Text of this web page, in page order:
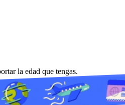
la edad que tengas.
POR WHATSAPP